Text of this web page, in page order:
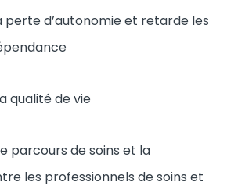
perte d’autonomie et retarde les
qualité de vie
parcours de soins et la
les professionnels de soins et